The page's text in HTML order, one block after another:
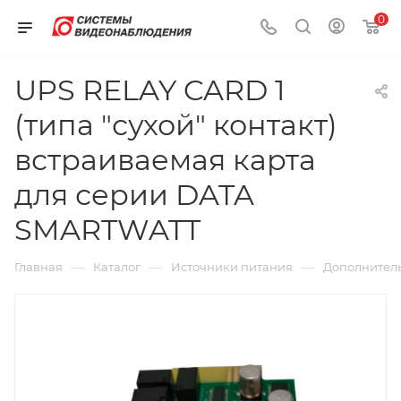
0
UPS RELAY CARD 1
(типа "сухой" контакт)
встраиваемая карта
для серии DATA
SMARTWATT
Главная — Каталог — Источники питания —